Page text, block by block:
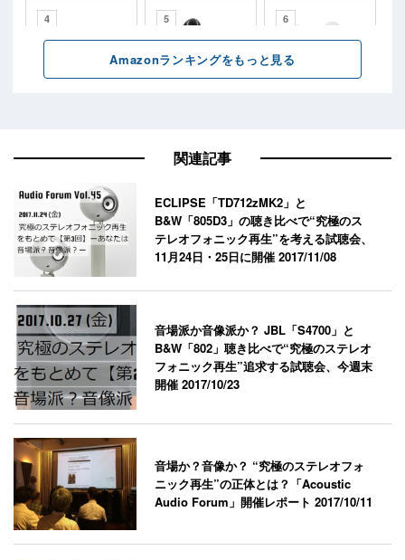
関連記事
ECLIPSE「TD712zMK2」と
B&W「805D3」の聴き比べで“究極のス
テレオフォニック再生”を考える試聴会、
11月24日・25日に開催2017/11/08
音場派か音像派か？ JBL「S4700」と
B&W「802」聴き比べで“究極のステレオ
フォニック再生”追求する試聴会、今週末
開催2017/10/23
音場か？音像か？ “究極のステレオフォ
ニック再生”の正体とは？「Acoustic
Audio Forum」開催レポート2017/10/11